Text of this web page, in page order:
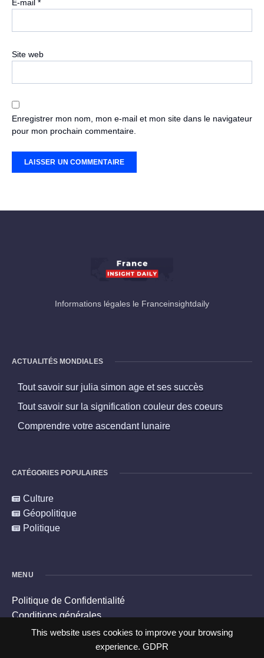
This website uses cookies to improve your browsing
experience. GDPR
E-mail *
Site web
Enregistrer mon nom, mon e-mail et mon site dans le navigateur
pour mon prochain commentaire.
Informations légales le Franceinsightdaily
ACTUALITÉS MONDIALES
Tout savoir sur julia simon age et ses succès
Tout savoir sur la signification couleur des coeurs
Comprendre votre ascendant lunaire
CATÉGORIES POPULAIRES
Culture
Géopolitique
Politique
MENU
Politique de Confidentialité
Conditions générales
Politique en matière de cookies